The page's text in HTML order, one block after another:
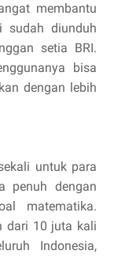
membantu
sudah diunduh
setia BRI.
bisa
dengan lebih
untuk para
penuh dengan
matematika.
dari 10 juta kali
Indonesia,